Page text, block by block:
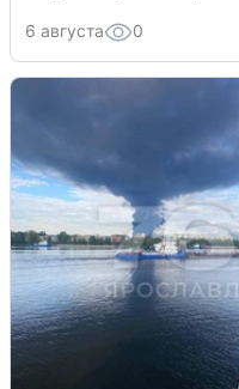
6 августа 0